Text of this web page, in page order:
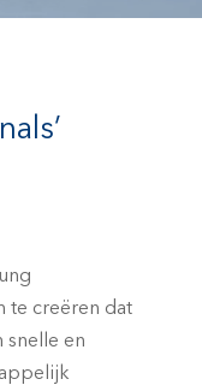
te creëren dat
snelle en